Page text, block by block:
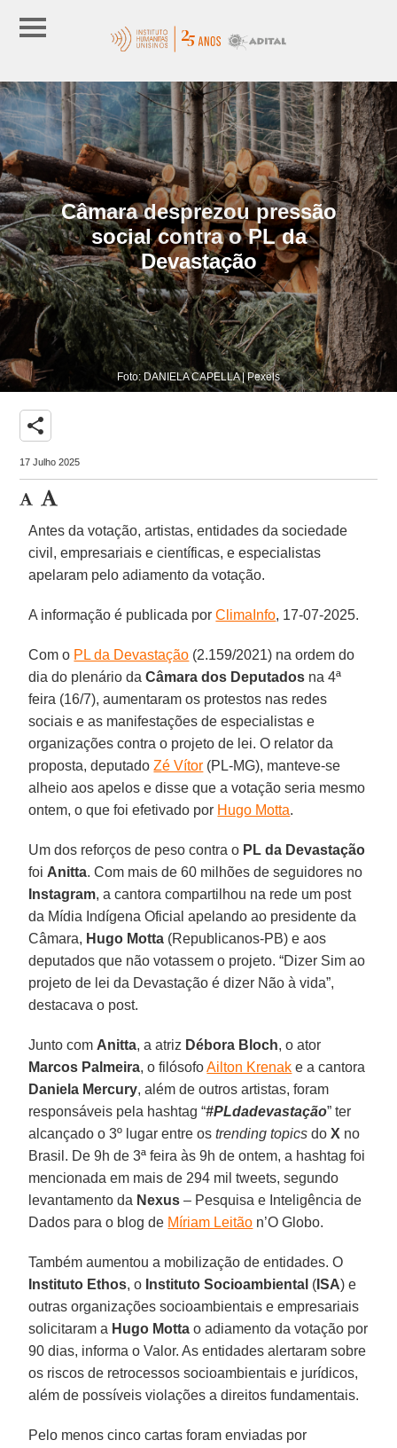
Câmara desprezou pressão
social contra o PL da
Devastação
Foto: DANIELA CAPELLA | Pexels
share
17 Julho 2025
Antes da votação, artistas, entidades da sociedade
civil, empresariais e científicas, e especialistas
apelaram pelo adiamento da votação.
A informação é publicada porClimaInfo, 17-07-2025.
Com o PL da Devastação (2.159/2021) na ordem do
dia do plenário daCâmara dos Deputados na 4ª
feira (16/7), aumentaram os protestos nas redes
sociais e as manifestações de especialistas e
organizações contra o projeto de lei. O relator da
proposta, deputadoZé Vítor (PL-MG), manteve-se
alheio aos apelos e disse que a votação seria mesmo
ontem, o que foi efetivado por Hugo Motta.
Um dos reforços de peso contra o PL da Devastação
foi Anitta. Com mais de 60 milhões de seguidores no
Instagram, a cantora compartilhou na rede um post
da Mídia Indígena Oficial apelando ao presidente da
Câmara, Hugo Motta (Republicanos-PB) e aos
deputados que não votassem o projeto. “Dizer Sim ao
projeto de lei da Devastação é dizer Não à vida”,
destacava o post.
Junto com Anitta, a atriz Débora Bloch, o ator
Marcos Palmeira, o filósofoAilton Krenak e a cantora
Daniela Mercury, além de outros artistas, foram
responsáveis pela hashtag “#PLdadevastação” ter
alcançado o 3º lugar entre ostrending topics doX no
Brasil. De 9h de 3ª feira às 9h de ontem, a hashtag foi
mencionada em mais de 294 mil tweets, segundo
levantamento da Nexus – Pesquisa e Inteligência de
Dados para o blog de Míriam Leitão n’O Globo.
Também aumentou a mobilização de entidades. O
Instituto Ethos, o Instituto Socioambiental ( ISA) e
outras organizações socioambientais e empresariais
solicitaram a Hugo Motta o adiamento da votação por
90 dias, informa o Valor. As entidades alertaram sobre
os riscos de retrocessos socioambientais e jurídicos,
além de possíveis violações a direitos fundamentais.
Pelo menos cinco cartas foram enviadas por